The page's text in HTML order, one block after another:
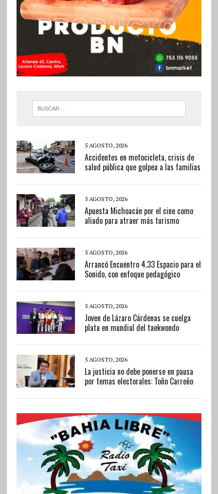
5 AGOSTO, 2026
Accidentes en motocicleta, crisis de
salud pública que golpea a las familias
5 AGOSTO, 2026
Apuesta Michoacán por el cine como
aliado para atraer más turismo
5 AGOSTO, 2026
Arrancó Encuentro 4.33 Espacio para el
Sonido, con enfoque pedagógico
5 AGOSTO, 2026
Joven de Lázaro Cárdenas se cuelga
plata en mundial del taekwondo
5 AGOSTO, 2026
La justicia no debe ponerse en pausa
por temas electorales: Toño Carreño